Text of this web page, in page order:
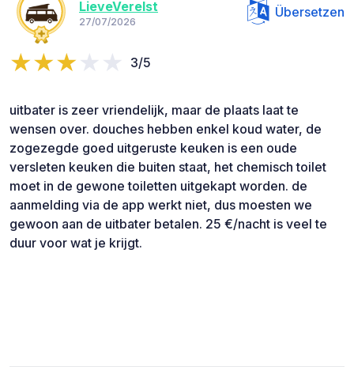
LieveVerelst
27/07/2026
Übersetzen
3/5
uitbater is zeer vriendelijk, maar de plaats laat te
wensen over. douches hebben enkel koud water, de
zogezegde goed uitgeruste keuken is een oude
versleten keuken die buiten staat, het chemisch toilet
moet in de gewone toiletten uitgekapt worden. de
aanmelding via de app werkt niet, dus moesten we
gewoon aan de uitbater betalen. 25 €/nacht is veel te
duur voor wat je krijgt.